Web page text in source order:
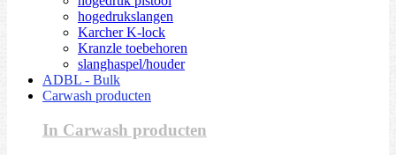
hogedrukslangen
Karcher K-lock
Kranzle toebehoren
slanghaspel/houder
ADBL - Bulk
Carwash producten
In Carwash producten